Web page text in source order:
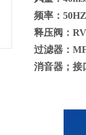
频率：
释压阀：
过滤器：
消音器；接